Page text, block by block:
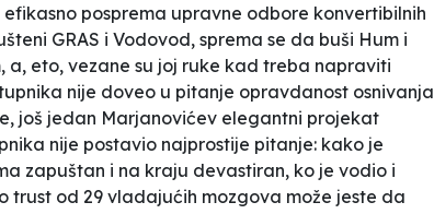
posprema upravne odbore konvertibilnih
GRAS i Vodovod, sprema se da buši Hum i
a, eto, vezane su joj ruke kad treba napraviti
nije doveo u pitanje opravdanost osnivanja
još jedan Marjanovićev elegantni projekat
nije postavio najprostije pitanje: kako je
zapuštan i na kraju devastiran, ko je vodio i
trust od 29 vladajućih mozgova može jeste da